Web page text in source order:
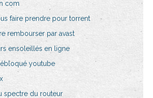
com
faire prendre pour torrent
rembourser par avast
ensoleillés en ligne
youtube
spectre du routeur